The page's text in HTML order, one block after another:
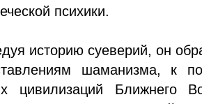
психики.
историю суеверий, он
шаманизма, к
цивилизаций Ближнего